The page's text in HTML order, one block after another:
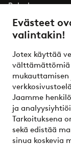
Evästeet
valintakin!
Jotex käyttää
välttämättömiä
mukauttamisen
Jaamme
ja
Tarkoituksena
sekä edistää
sinua koskevia
Palvelumme
Ehdot
Ystävät
Haluatko